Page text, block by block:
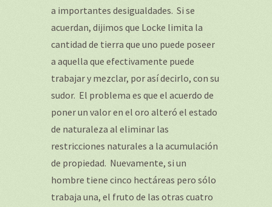
a importantes desigualdades. Si se
acuerdan, dijimos que Locke limita la
cantidad de tierra que uno puede poseer
a aquella que efectivamente puede
trabajar y mezclar, por así decirlo, con su
sudor. El problema es que el acuerdo de
poner un valor en el oro alteró el estado
de naturaleza al eliminar las
restricciones naturales a la acumulación
de propiedad. Nuevamente, si un
hombre tiene cinco hectáreas pero sólo
trabaja una, el fruto de las otras cuatro